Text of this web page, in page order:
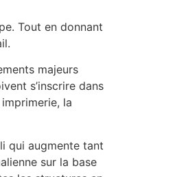
Tout en donnant
majeurs
s’inscrire dans
la
qui augmente tant
sur la base